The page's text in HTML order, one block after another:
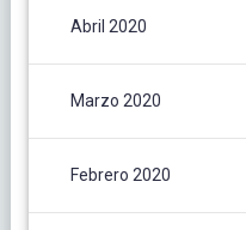
Abril 2020
Marzo 2020
Febrero 2020